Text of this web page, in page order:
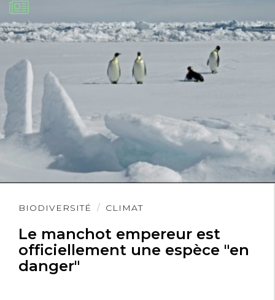
BIODIVERSITÉ CLIMAT
Le manchot empereur est
officiellement une espèce "en
danger"
Lire